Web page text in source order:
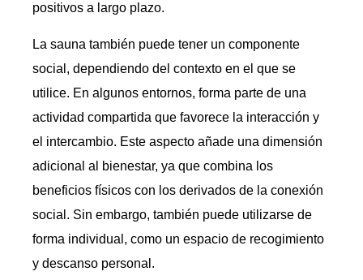
positivos a largo plazo.
La sauna también puede tener un componente
social, dependiendo del contexto en el que se
utilice. En algunos entornos, forma parte de una
actividad compartida que favorece la interacción y
el intercambio. Este aspecto añade una dimensión
adicional al bienestar, ya que combina los
beneficios físicos con los derivados de la conexión
social. Sin embargo, también puede utilizarse de
forma individual, como un espacio de recogimiento
y descanso personal.